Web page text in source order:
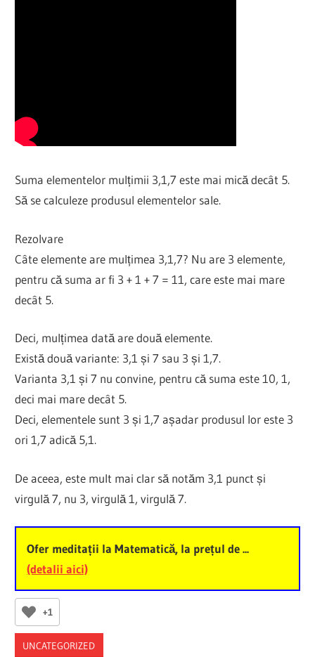
Suma elementelor mulțimii 3,1,7 este mai mică decât 5.
Să se calculeze produsul elementelor sale.
Rezolvare
Câte elemente are mulțimea 3,1,7? Nu are 3 elemente,
pentru că suma ar fi 3 + 1 + 7 = 11, care este mai mare
decât 5.
Deci, mulțimea dată are două elemente.
Există două variante: 3,1 și 7 sau 3 și 1,7.
Varianta 3,1 și 7 nu convine, pentru că suma este 10, 1,
deci mai mare decât 5.
Deci, elementele sunt 3 și 1,7 așadar produsul lor este 3
ori 1,7 adică 5,1.
De aceea, este mult mai clar să notăm 3,1 punct și
virgulă 7, nu 3, virgulă 1, virgulă 7.
Ofer meditații la Matematică, la prețul de ...
(detalii aici)
+1
UNCATEGORIZED